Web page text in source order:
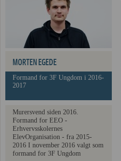
MORTEN EGEDE
Formand for 3F Ungdom i 2016-
2017
Murersvend siden 2016.
Formand for EEO -
Erhvervsskolernes
ElevOrganisation - fra 2015-
2016 I november 2016 valgt som
formand for 3F Ungdom